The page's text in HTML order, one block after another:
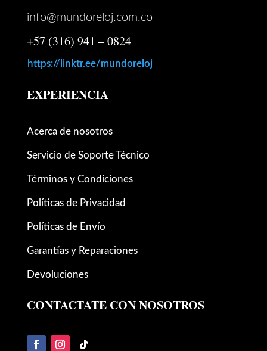
info@mundoreloj.com.co
+57 (316) 941 – 0824
https://linktr.ee/mundoreloj
EXPERIENCIA
Acerca de nosotros
Servicio de Soporte Técnico
Términos y Condiciones
Políticas de Privacidad
Políticas de Envío
Garantías y Reparaciones
Devoluciones
CONTACTATE CON NOSOTROS